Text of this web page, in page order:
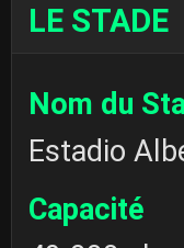
LE STADE
Nom du
Estadio
Capacité